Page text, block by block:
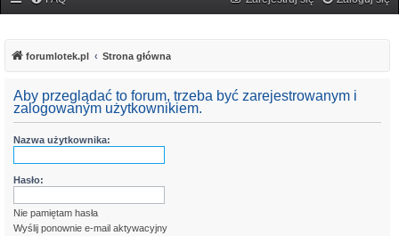
forumlotek.pl Strona główna
Aby przeglądać to forum, trzeba być zarejestrowanym i
zalogowanym użytkownikiem.
Nazwa użytkownika:
Hasło:
Nie pamiętam hasła
Wyślij ponownie e-mail aktywacyjny